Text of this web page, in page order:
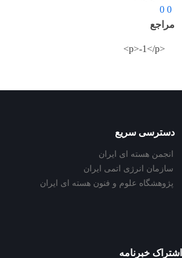
0 0
مراجع
<p>-1</p>
دسترسی سریع
انجمن هسته ای ایران
سازمان انرژی اتمی ایران
پژوهشگاه علوم و فنون هسته ای ایران
اشتراک خبرنامه